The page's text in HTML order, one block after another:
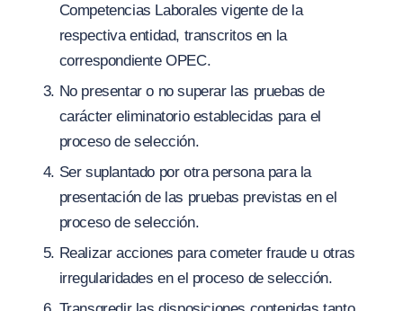
Competencias Laborales vigente de la
respectiva entidad, transcritos en la
correspondiente OPEC.
No presentar o no superar las pruebas de
carácter eliminatorio establecidas para el
proceso de selección.
Ser suplantado por otra persona para la
presentación de las pruebas previstas en el
proceso de selección.
Realizar acciones para cometer fraude u otras
irregularidades en el proceso de selección.